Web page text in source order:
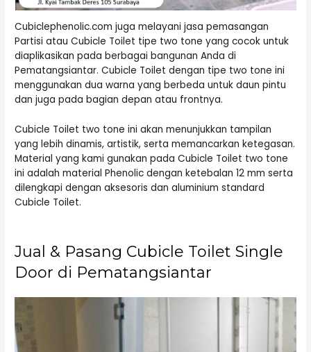
Cubiclephenolic.com juga melayani jasa pemasangan
Partisi atau Cubicle Toilet tipe two tone yang cocok untuk
diaplikasikan pada berbagai bangunan Anda di
Pematangsiantar. Cubicle Toilet dengan tipe two tone ini
menggunakan dua warna yang berbeda untuk daun pintu
dan juga pada bagian depan atau frontnya.
Cubicle Toilet two tone ini akan menunjukkan tampilan
yang lebih dinamis, artistik, serta memancarkan ketegasan.
Material yang kami gunakan pada Cubicle Toilet two tone
ini adalah material Phenolic dengan ketebalan 12 mm serta
dilengkapi dengan aksesoris dan aluminium standard
Cubicle Toilet.
Jual & Pasang Cubicle Toilet Single
Door di Pematangsiantar